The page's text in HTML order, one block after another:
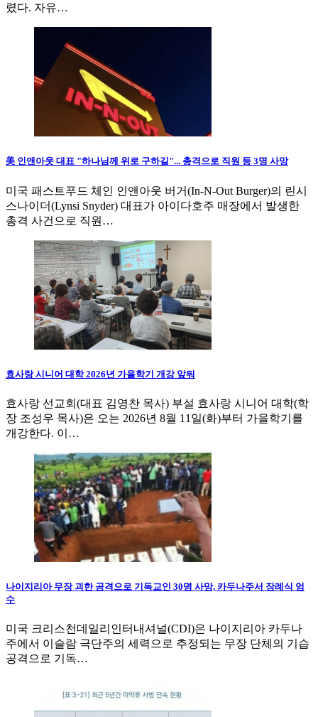
렸다. 자유…
美 인앤아웃 대표 "하나님께 위로 구하길"... 총격으로 직원 등 3명 사망
미국 패스트푸드 체인 인앤아웃 버거(In-N-Out Burger)의 린시
스나이더(Lynsi Snyder) 대표가 아이다호주 매장에서 발생한
총격 사건으로 직원…
효사랑 시니어 대학 2026년 가을학기 개강 앞둬
효사랑 선교회(대표 김영찬 목사) 부설 효사랑 시니어 대학(학
장 조성우 목사)은 오는 2026년 8월 11일(화)부터 가을학기를
개강한다. 이…
나이지리아 무장 괴한 공격으로 기독교인 30명 사망, 카두나주서 장례식 엄
수
미국 크리스천데일리인터내셔널(CDI)은 나이지리아 카두나
주에서 이슬람 극단주의 세력으로 추정되는 무장 단체의 기습
공격으로 기독…